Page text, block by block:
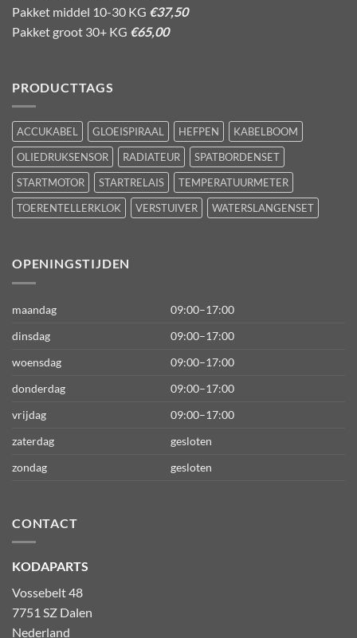
Pakket middel 10-30 KG €37,50
Pakket groot 30+ KG €65,00
PRODUCTTAGS
ACCUKABEL GLOEISPIRAAL HEFPEN
KABELBOOM
OLIEDRUKSENSOR
RADIATEUR
SPATBORDENSET
STARTMOTOR
STARTRELAIS
TEMPERATUURMETER
TOERENTELLERKLOK
VERSTUIVER WATERSLANGENSET
OPENINGSTIJDEN
maandag
09:00–17:00
dinsdag
09:00–17:00
woensdag
09:00–17:00
donderdag
09:00–17:00
vrijdag
09:00–17:00
zaterdag
gesloten
zondag
gesloten
CONTACT
KODAPARTS
Vossebelt 48
7751 SZ Dalen
Nederland